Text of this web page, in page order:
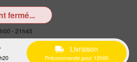
fermé...
- 21h45
Livraison
Précommande pour 12h00